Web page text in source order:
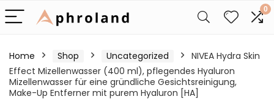
0
Home Shop Uncategorized
NIVEA Hydra Skin
Effect Mizellenwasser (400 ml), pflegendes Hyaluron
Mizellenwasser für eine gründliche Gesichtsreinigung,
Make-Up Entferner mit purem Hyaluron [HA]